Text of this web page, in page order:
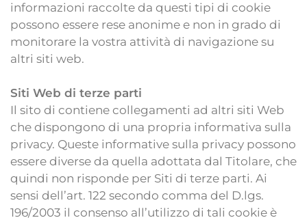
informazioni raccolte da questi tipi di cookie
possono essere rese anonime e non in grado di
monitorare la vostra attività di navigazione su
altri siti web.
Siti Web di terze parti
Il sito di contiene collegamenti ad altri siti Web
che dispongono di una propria informativa sulla
privacy. Queste informative sulla privacy possono
essere diverse da quella adottata dal Titolare, che
quindi non risponde per Siti di terze parti. Ai
sensi dell’art. 122 secondo comma del D.lgs.
196/2003 il consenso all’utilizzo di tali cookie è